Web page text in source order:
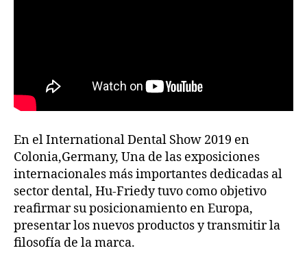
En el International Dental Show 2019 en
Colonia,Germany, Una de las exposiciones
internacionales más importantes dedicadas al
sector dental, Hu-Friedy tuvo como objetivo
reafirmar su posicionamiento en Europa,
presentar los nuevos productos y transmitir la
filosofía de la marca.